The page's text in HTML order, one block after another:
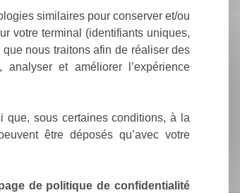
similaires pour conserver et/ou
votre terminal (identifiants uniques,
nous traitons afin de réaliser des
analyser et améliorer l’expérience
que, sous certaines conditions, à la
être déposés qu’avec votre
de politique de confidentialité